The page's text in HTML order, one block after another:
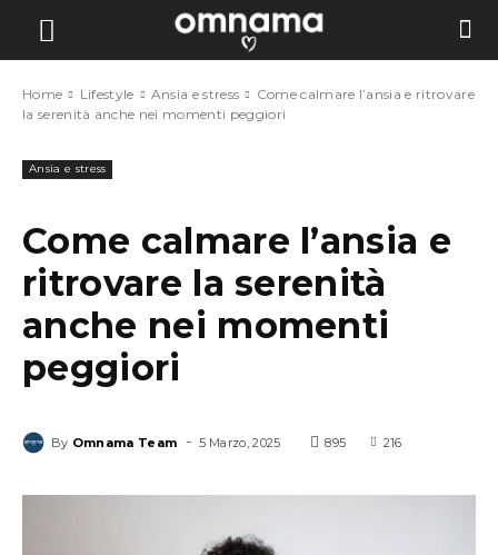
Home Lifestyle Ansia e stress
Come calmare l’ansia e ritrovare
la serenità anche nei momenti peggiori
Ansia e stress
Come calmare l’ansia e
ritrovare la serenità
anche nei momenti
peggiori
By Omnama Team - 5 Marzo, 2025 895 216